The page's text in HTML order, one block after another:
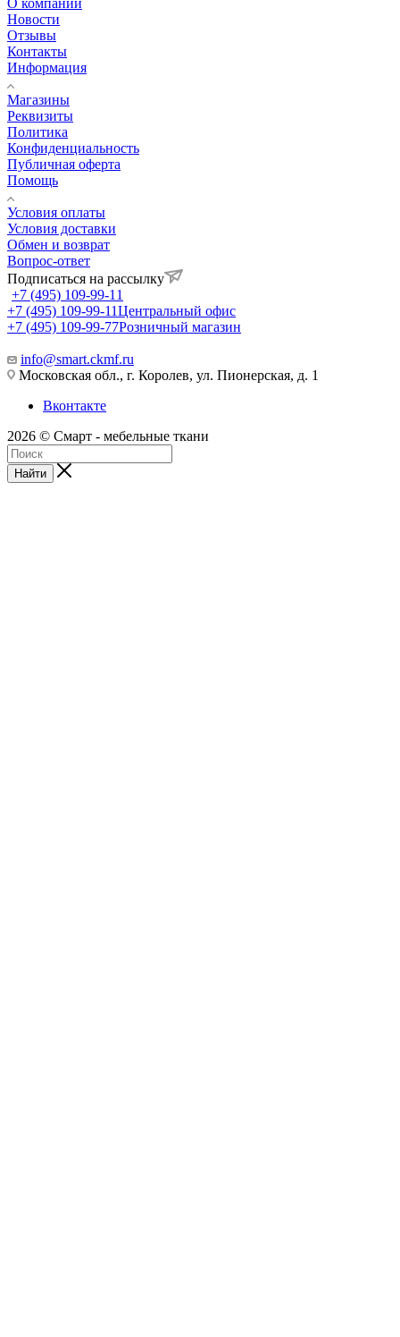
Новости
Отзывы
Контакты
Информация
Магазины
Реквизиты
Политика
Конфиденциальность
Публичная оферта
Помощь
Условия оплаты
Условия доставки
Обмен и возврат
Вопрос-ответ
Подписаться на рассылку
+7 (495) 109-99-11
+7 (495) 109-99-11Центральный офис
+7 (495) 109-99-77Розничный магазин
info@smart.ckmf.ru
Московская обл., г. Королев, ул. Пионерская, д. 1
Вконтакте
2026 © Смарт - мебельные ткани
Найти